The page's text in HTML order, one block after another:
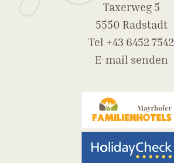
Taxerweg 5
5550 Radstadt
Tel +43 6452 7542
E-mail senden